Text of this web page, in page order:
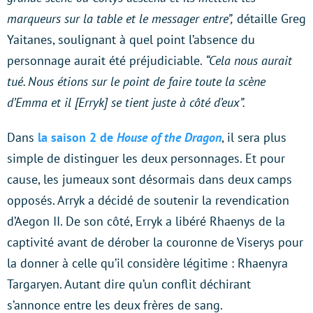
marqueurs sur la table et le messager entre”, détaille Greg
Yaitanes, soulignant à quel point l’absence du
personnage aurait été préjudiciable. “Cela nous aurait
tué. Nous étions sur le point de faire toute la scène
d’Emma et il [Erryk] se tient juste à côté d’eux”.
Dans la saison 2 de House of the Dragon, il sera plus
simple de distinguer les deux personnages. Et pour
cause, les jumeaux sont désormais dans deux camps
opposés. Arryk a décidé de soutenir la revendication
d’Aegon II. De son côté, Erryk a libéré Rhaenys de la
captivité avant de dérober la couronne de Viserys pour
la donner à celle qu’il considère légitime : Rhaenyra
Targaryen. Autant dire qu’un conflit déchirant
s’annonce entre les deux frères de sang.